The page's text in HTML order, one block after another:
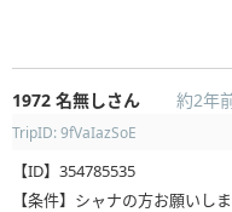
1972 名無しさん 約2年
TripID: 9fVaIazSoE
【ID】354785535
【条件】シャナの方お願いし